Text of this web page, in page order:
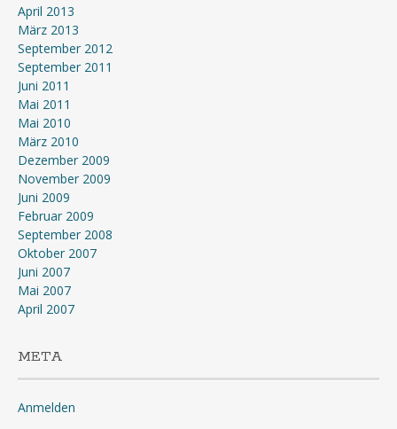
April 2013
März 2013
September 2012
September 2011
Juni 2011
Mai 2011
Mai 2010
März 2010
Dezember 2009
November 2009
Juni 2009
Februar 2009
September 2008
Oktober 2007
Juni 2007
Mai 2007
April 2007
META
Anmelden